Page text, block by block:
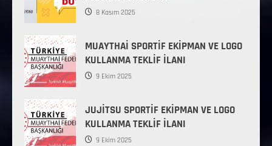
8 Kasım 2025
MUAYTHAİ SPORTİF EKİPMAN VE LOGO
KULLANMA TEKLİF İLANI
9 Ekim 2025
JUJİTSU SPORTİF EKİPMAN VE LOGO
KULLANMA TEKLİF İLANI
9 Ekim 2025